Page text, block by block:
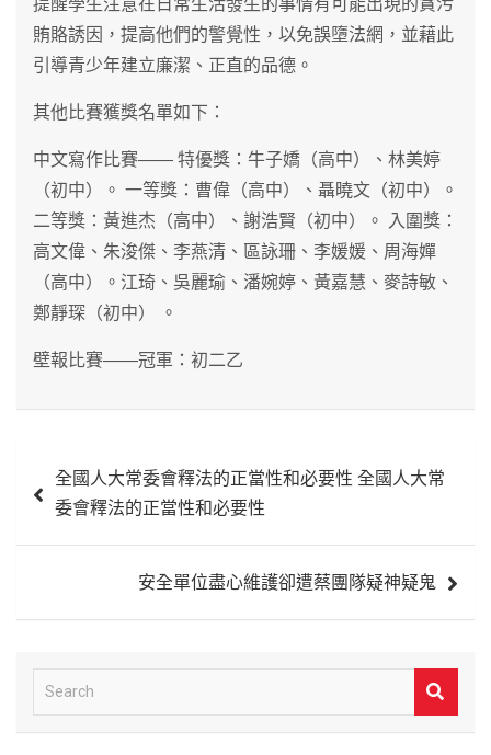
賄賂誘因，提高他們的警覺性，以免誤墮法網，並藉此
引導青少年建立廉潔、正直的品德。
其他比賽獲獎名單如下：
中文寫作比賽―― 特優獎：牛子嬌（高中）、林美婷
（初中）。 一等獎：曹偉（高中）、聶曉文（初中）。
二等獎：黃進杰（高中）、謝浩賢（初中）。 入圍獎：
高文偉、朱浚傑、李燕清、區詠珊、李媛媛、周海嬋
（高中）。江琦、吳麗瑜、潘婉婷、黃嘉慧、麥詩敏、
鄭靜琛（初中） 。
壁報比賽――冠軍：初二乙
章 全國人大常委會釋法的正當性和必要性 全國人大常
委會釋法的正當性和必要性
安全單位盡心維護卻遭蔡團隊疑神疑鬼
e